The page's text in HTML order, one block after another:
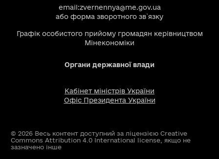
email:zvernennya@me.gov.ua
або форма зворотного зв`язку
Графік особистого прийому громадян керівництвом
Мінекономіки
Органи державної влади
Кабінет міністрів України
Офіс Президента України
© 2026 Весь контент доступний за ліцензією Creative
Commons Attribution 4.0 International license, якщо не
зазначено інше